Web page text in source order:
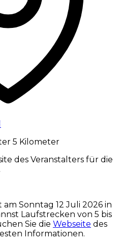
5 Kilometer
des Veranstalters für die
am Sonntag 12 Juli 2026 in
Laufstrecken von 5 bis
Sie die Webseite des
Informationen.